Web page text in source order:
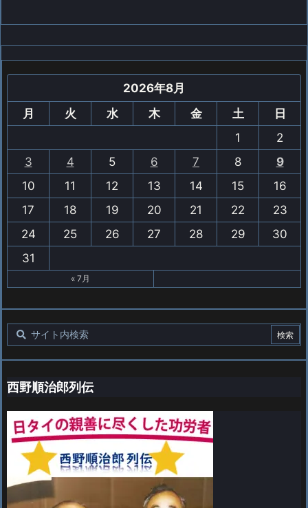
2026年8月
月
火 水 木 金 土
日
1
2
3
4 5 6 7 8
9
10
11 12 13 14 15
16
17
18 19 20 21 22
23
24
25 26 27 28 29
30
31
« 7月
西野順治郎列伝